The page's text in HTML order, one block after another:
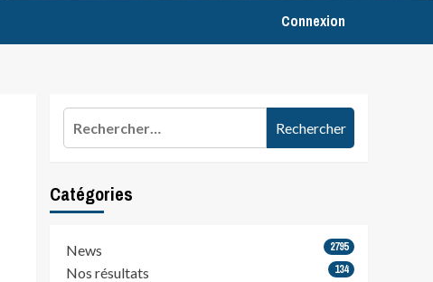
Connexion
Catégories
News 2795
Nos résultats 134